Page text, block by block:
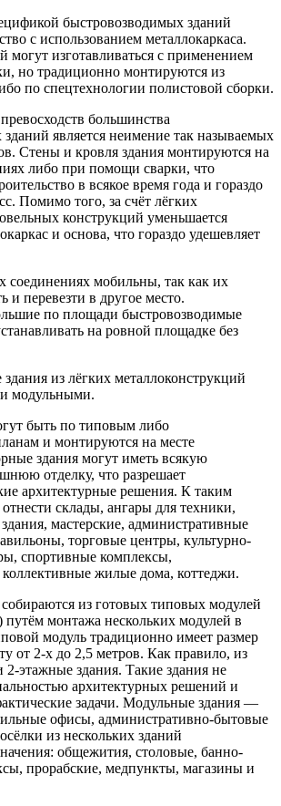
быстровозводимых зданий
с использованием металлокаркаса.
могут изготавливаться с применением
но традиционно монтируются из
по спецтехнологии полистовой сборки.
большинства
является неимение так называемых
Стены и кровля здания монтируются на
либо при помощи сварки, что
в всякое время года и гораздо
Помимо того, за счёт лёгких
конструкций уменьшается
и основа, что гораздо удешевляет
соединениях мобильны, так как их
и перевезти в другое место.
по площади быстровозводимые
на ровной площадке без
из лёгких металлоконструкций
модульными.
быть по типовым либо
и монтируются на месте
здания могут иметь всякую
отделку, что разрешает
архитектурные решения. К таким
склады, ангары для техники,
мастерские, административные
торговые центры, культурно-
спортивные комплексы,
жилые дома, коттеджи.
из готовых типовых модулей
путём монтажа нескольких модулей в
модуль традиционно имеет размер
от 2-х до 2,5 метров. Как правило, из
2-этажные здания. Такие здания не
архитектурных решений и
задачи. Модульные здания —
офисы, административно-бытовые
из нескольких зданий
общежития, столовые, банно-
прорабские, медпункты, магазины и